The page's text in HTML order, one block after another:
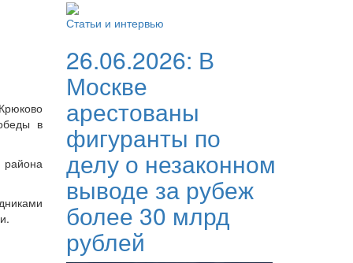
в
района
Статьи и интервью
26.06.2026: В
Москве
арестованы
фигуранты по
делу о незаконном
выводе за рубеж
более 30 млрд
рублей